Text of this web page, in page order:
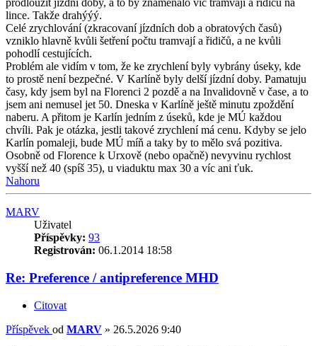
prodloužit jízdní doby, a to by znamenalo víc tramvají a řidičů na
lince. Takže drahýýý.
Celé zrychlování (zkracovaní jízdních dob a obratových časů)
vzniklo hlavně kvůli šetření počtu tramvají a řidičů, a ne kvůli
pohodlí cestujících.
Problém ale vidím v tom, že ke zrychlení byly vybrány úseky, kde
to prostě není bezpečné. V Karlíně byly delší jízdní doby. Pamatuju
časy, kdy jsem byl na Florenci 2 pozdě a na Invalidovně v čase, a to
jsem ani nemusel jet 50. Dneska v Karlíně ještě minutu zpoždění
naberu. A přitom je Karlín jedním z úseků, kde je MÚ každou
chvíli. Pak je otázka, jestli takové zrychlení má cenu. Kdyby se jelo
Karlín pomaleji, bude MÚ míň a taky by to mělo svá pozitiva.
Osobně od Florence k Urxově (nebo opačně) nevyvinu rychlost
vyšší než 40 (spíš 35), u viaduktu max 30 a víc ani ťuk.
Nahoru
MARV
Uživatel
Příspěvky: 93
Registrován: 06.1.2014 18:58
Re: Preference / antipreference MHD
Citovat
Příspěvek od MARV » 26.5.2026 9:40